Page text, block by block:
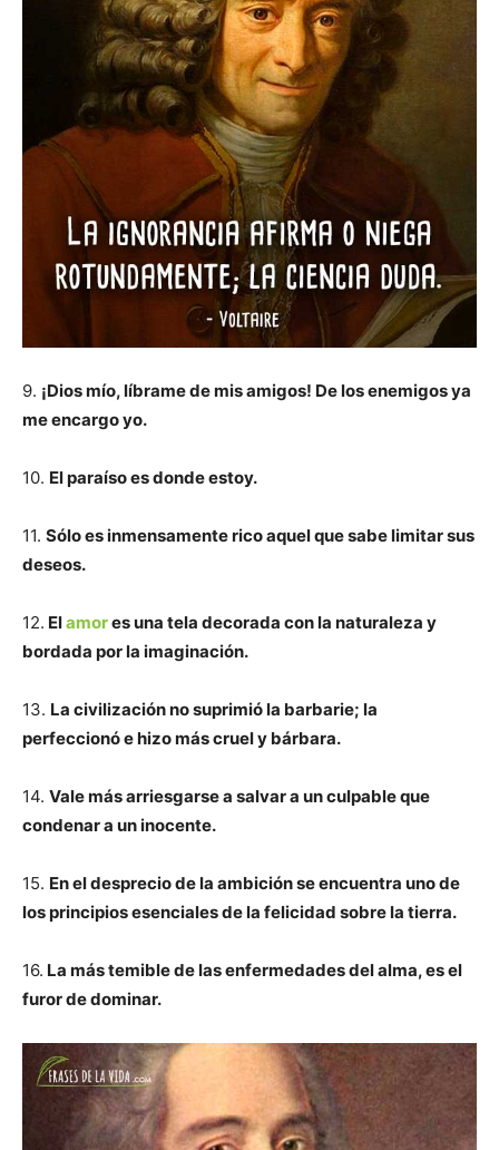
9. ¡Dios mío, líbrame de mis amigos! De los enemigos ya
me encargo yo.
10. El paraíso es donde estoy.
11. Sólo es inmensamente rico aquel que sabe limitar sus
deseos.
12. Elamores una tela decorada con la naturaleza y
bordada por la imaginación.
13. La civilización no suprimió la barbarie; la
perfeccionó e hizo más cruel y bárbara.
14. Vale más arriesgarse a salvar a un culpable que
condenar a un inocente.
15. En el desprecio de la ambición se encuentra uno de
los principios esenciales de la felicidad sobre la tierra.
16. La más temible de las enfermedades del alma, es el
furor de dominar.